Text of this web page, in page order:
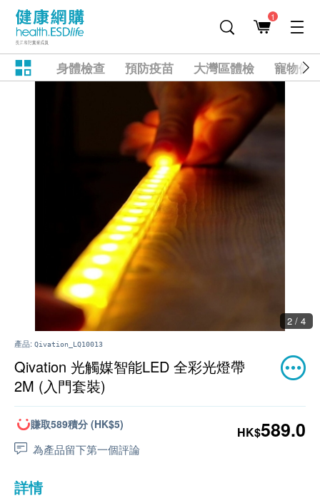
1
身體檢查 預防疫苗 大灣區體檢 寵物健
2 / 4
產品: Qivation_LQ10013
Qivation 光觸媒智能LED 全彩光燈帶
2M (入門套裝)
賺取589積分 (HK$5)
為產品留下第一個評論
HK$589.0
詳情